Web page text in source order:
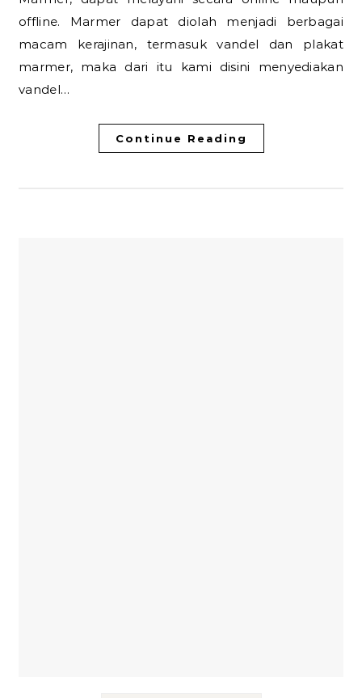
offline. Marmer dapat diolah menjadi berbagai
macam kerajinan, termasuk vandel dan plakat
marmer, maka dari itu kami disini menyediakan
vandel…
Continue Reading